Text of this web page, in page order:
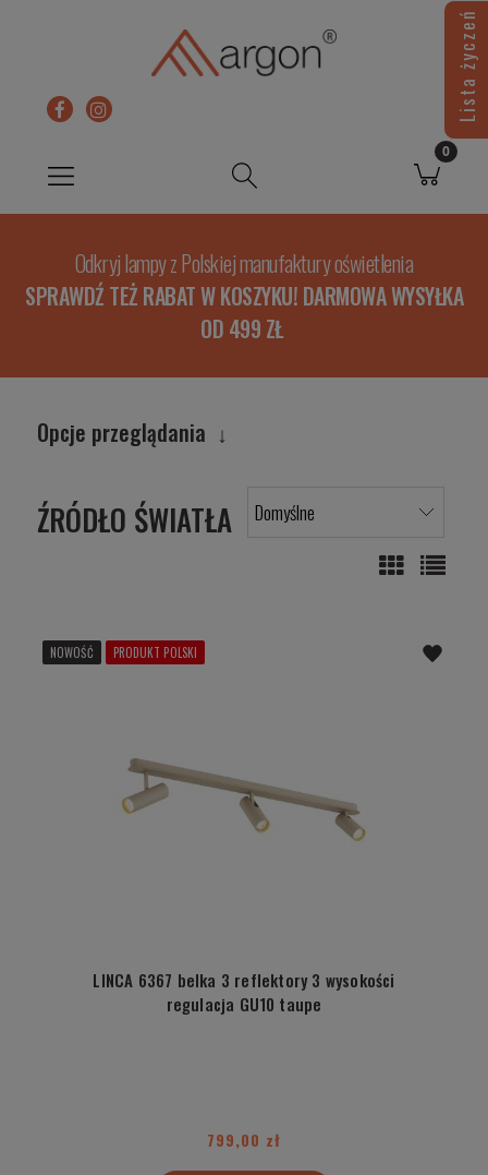
Odkryj lampy z Polskiej manufaktury oświetlenia
SPRAWDŹ TEŻ RABAT W KOSZYKU! DARMOWA WYSYŁKA
OD 499 ZŁ
Opcje przeglądania
ŹRÓDŁO ŚWIATŁA
LINCA 6367 belka 3 reflektory 3 wysokości
regulacja GU10 taupe
799,00 zł
NOWOŚĆ PRODUKT POLSKI
Lista życzeń